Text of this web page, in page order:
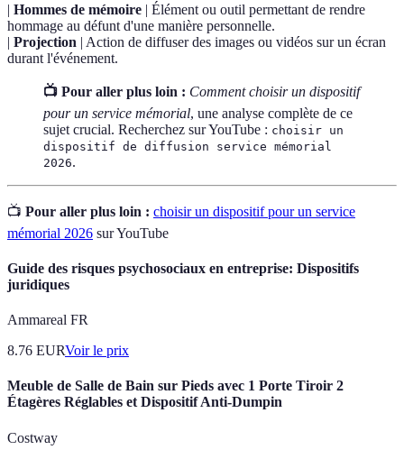
| Hommes de mémoire | Élément ou outil permettant de rendre
hommage au défunt d'une manière personnelle.
| Projection | Action de diffuser des images ou vidéos sur un écran
durant l'événement.
📺 Pour aller plus loin : Comment choisir un dispositif
pour un service mémorial, une analyse complète de ce
sujet crucial. Recherchez sur YouTube : choisir un
dispositif de diffusion service mémorial
2026.
📺 Pour aller plus loin : choisir un dispositif pour un service
mémorial 2026 sur YouTube
Guide des risques psychosociaux en entreprise: Dispositifs
juridiques
Ammareal FR
8.76 EURVoir le prix
Meuble de Salle de Bain sur Pieds avec 1 Porte Tiroir 2
Étagères Réglables et Dispositif Anti-Dumpin
Costway